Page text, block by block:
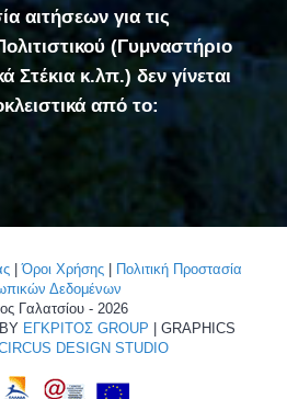
αιτήσεων για τις
(Γυμναστήριο
Στέκια κ.λπ.) δεν γίνεται
από το:
|Όροι Χρήσης | Πολιτική Προστασία
Δεδομένων
Γαλατσίου - 2026
ΕΓΚΡΙΤΟΣ GROUP | GRAPHICS
DESIGN STUDIO